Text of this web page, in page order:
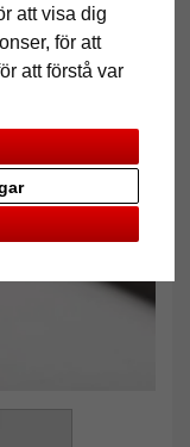
att visa dig
för att
att förstå var